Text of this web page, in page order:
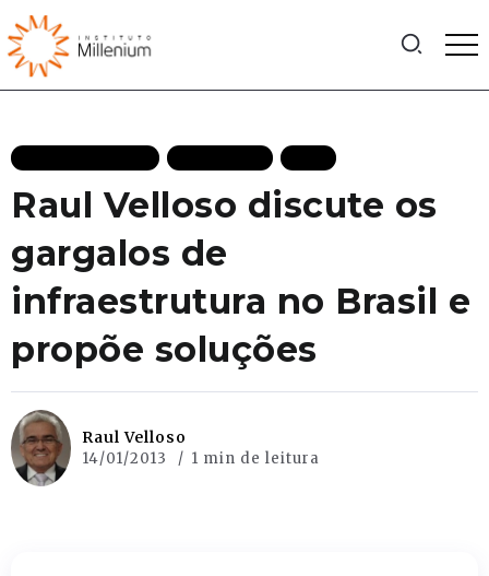
Raul Velloso discute os
gargalos de
infraestrutura no Brasil e
propõe soluções
Raul Velloso
14/01/2013 1 min de leitura